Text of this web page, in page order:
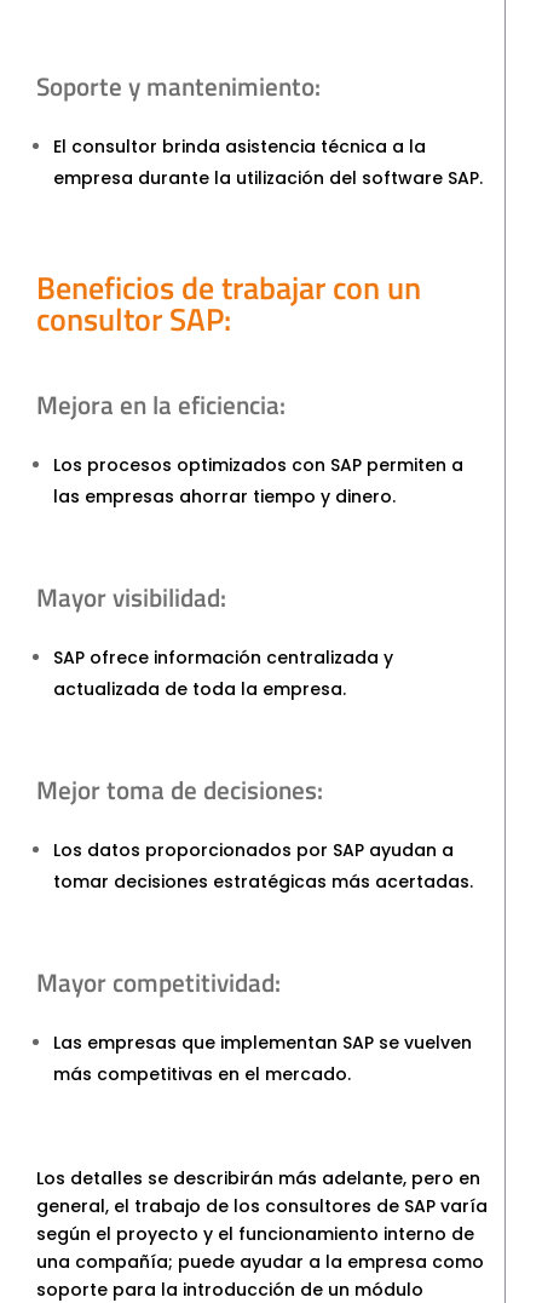
Soporte y mantenimiento:
El consultor brinda asistencia técnica a la
empresa durante la utilización del software SAP.
Beneficios de trabajar con un
consultor SAP:
Mejora en la eficiencia:
Los procesos optimizados con SAP permiten a
las empresas ahorrar tiempo y dinero.
Mayor visibilidad:
SAP ofrece información centralizada y
actualizada de toda la empresa.
Mejor toma de decisiones:
Los datos proporcionados por SAP ayudan a
tomar decisiones estratégicas más acertadas.
Mayor competitividad:
Las empresas que implementan SAP se vuelven
más competitivas en el mercado.
Los detalles se describirán más adelante, pero en
general, el trabajo de los consultores de SAP varía
según el proyecto y el funcionamiento interno de
una compañía; puede ayudar a la empresa como
soporte para la introducción de un módulo